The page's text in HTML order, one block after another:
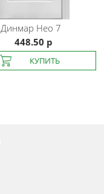
Динмар Нео 7
448.50 р